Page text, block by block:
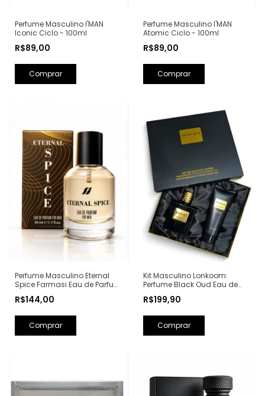
Perfume Masculino I'MAN
Iconic Ciclo - 100ml
R$89,00
Perfume Masculino I'MAN
Atomic Ciclo - 100ml
R$89,00
Perfume Masculino Eternal
Spice Farmasi Eau de Parfum
Carolina Herrera)
R$144,00
Kit Masculino Lonkoom:
Perfume Black Oud Eau de
Barba Perfumada 150ml
R$199,90